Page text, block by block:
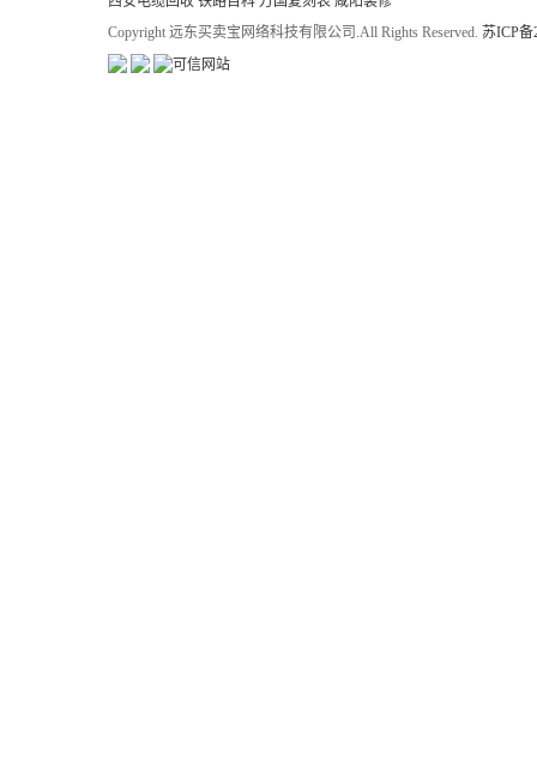
Copyright 远东买卖宝网络科技有限公司.All Rights Reserved. 苏ICP备